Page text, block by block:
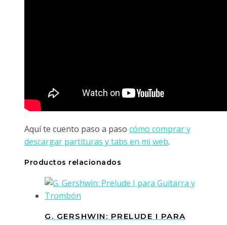
Aquí te cuento paso a paso cómo comprar y
descargar partituras y tabs en mi web.
Productos relacionados
G. GERSHWIN: PRELUDE I PARA